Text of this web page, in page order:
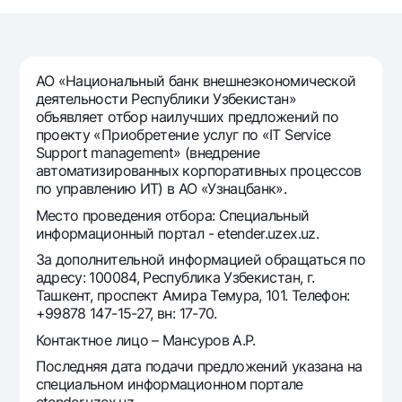
Золотые слитки от НБУ
Серебряный депозит
Visa FIFA
Mastercard
Зарплатные
Garmin pay
Тарифы
Акции
Мобильное приложение Milliy
Часто задаваемые вопросы
Ищите по сайту
Найти
Полезные ссылки
Часто задаваемые вопросы
Пресс-центр
АО «Национальный банк внешнеэкономической
деятельности Республики Узбекистан»
объявляет отбор наилучших предложений по
проекту «Приобретение услуг по «IT Service
Support management» (внедрение
автоматизированных корпоративных процессов
по управлению ИТ) в АО «Узнацбанк».
Место проведения отбора: Специальный
информационный портал - etender.uzex.uz.
За дополнительной информацией обращаться по
адресу: 100084, Республика Узбекистан, г.
Ташкент, проспект Амира Темура, 101. Телефон:
+99878 147-15-27, вн: 17-70.
Контактное лицо – Мансуров А.Р.
Последняя дата подачи предложений указана на
специальном информационном портале